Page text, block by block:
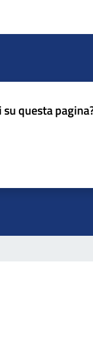
questa